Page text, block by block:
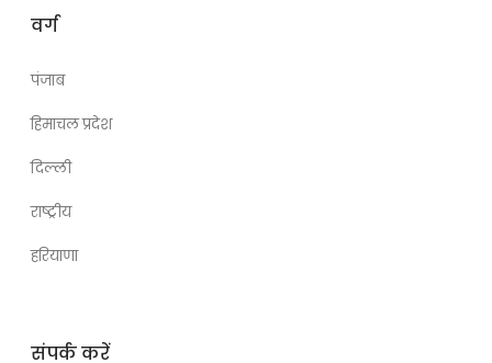
वर्ग
पंजाब
हिमाचल प्रदेश
दिल्ली
राष्ट्रीय
हरियाणा
संपर्क करें